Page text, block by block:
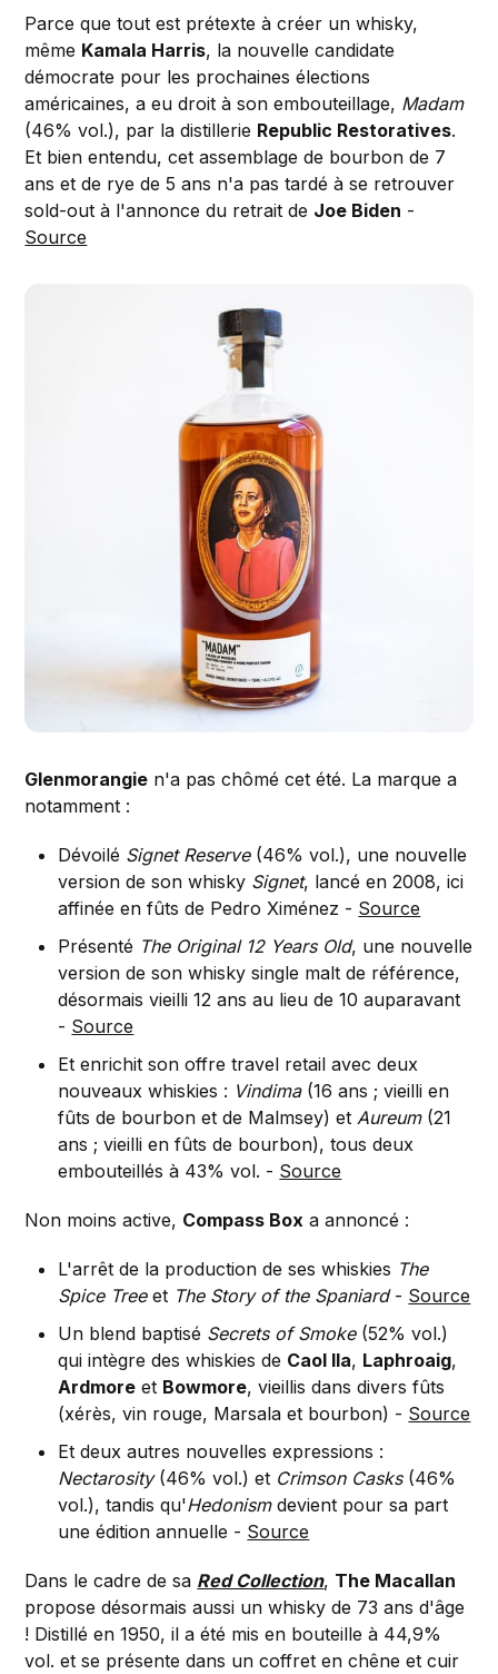
Parce que tout est prétexte à créer un whisky,
même Kamala Harris, la nouvelle candidate
démocrate pour les prochaines élections
américaines, a eu droit à son embouteillage, Madam
(46% vol.), par la distillerie Republic Restoratives.
Et bien entendu, cet assemblage de bourbon de 7
ans et de rye de 5 ans n'a pas tardé à se retrouver
sold-out à l'annonce du retrait de Joe Biden -
Source
Glenmorangie n'a pas chômé cet été. La marque a
notamment :
Dévoilé Signet Reserve(46% vol.), une nouvelle
version de son whisky Signet, lancé en 2008, ici
affinée en fûts de Pedro Ximénez - Source
Présenté The Original 12 Years Old, une nouvelle
version de son whisky single malt de référence,
désormais vieilli 12 ans au lieu de 10 auparavant
- Source
Et enrichit son offre travel retail avec deux
nouveaux whiskies : Vindima(16 ans ; vieilli en
fûts de bourbon et de Malmsey) et Aureum(21
ans ; vieilli en fûts de bourbon), tous deux
embouteillés à 43% vol. - Source
Non moins active, Compass Box a annoncé :
L'arrêt de la production de ses whiskies The
Spice Treeet The Story of the Spaniard- Source
Un blend baptisé Secrets of Smoke(52% vol.)
qui intègre des whiskies de Caol Ila, Laphroaig,
Ardmore et Bowmore, vieillis dans divers fûts
(xérès, vin rouge, Marsala et bourbon) - Source
Et deux autres nouvelles expressions :
Nectarosity(46% vol.) et Crimson Casks(46%
vol.), tandis qu'Hedonismdevient pour sa part
une édition annuelle - Source
Dans le cadre de sa Red Collection, The Macallan
propose désormais aussi un whisky de 73 ans d'âge
! Distillé en 1950, il a été mis en bouteille à 44,9%
vol. et se présente dans un coffret en chêne et cuir